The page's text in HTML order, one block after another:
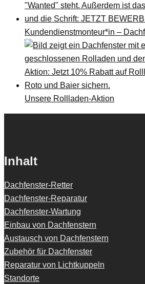
Kundendienstmonteur*in –
Unsere Rollladen-Aktion
Inhalt
Dachfenster-Retter
Dachfenster-Reparatur
Dachfenster-Wartung
Einbau von Dachfenstern
Austausch von Dachfenstern
Zubehör für Dachfenster
Reparatur von Lichtkuppeln
Standorte